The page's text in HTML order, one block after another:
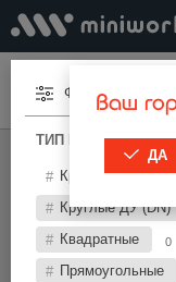
Меню Ваш
ДА
Заглушки
Фильтры
ТИП И ПАРАМЕТРЫ
Круглые
Круглые ДУ (DN)
Квадратные 0
Прямоугольные